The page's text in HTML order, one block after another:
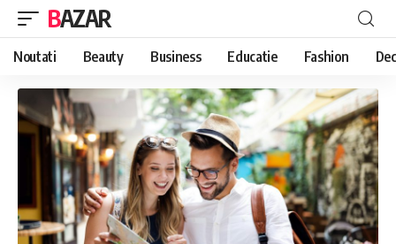
BAZAR
Noutati Beauty Business Educatie Fashion